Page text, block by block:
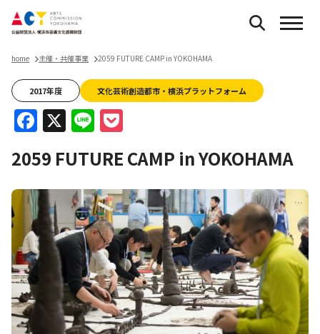
home 主催・共催事業 2059 FUTURE CAMP in YOKOHAMA
2017年度 文化芸術創造都市・横浜プラットフォーム
Facebook
X Line
2059 FUTURE CAMP in YOKOHAMA